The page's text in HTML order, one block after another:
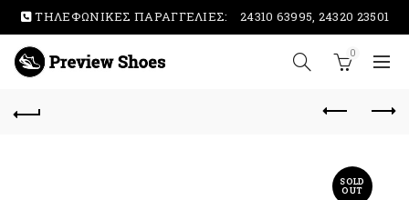
ΤΗΛΕΦΩΝΙΚΕΣ ΠΑΡΑΓΓΕΛΙΕΣ: 24310 63995, 24320 23501
0
SOLD
OUT